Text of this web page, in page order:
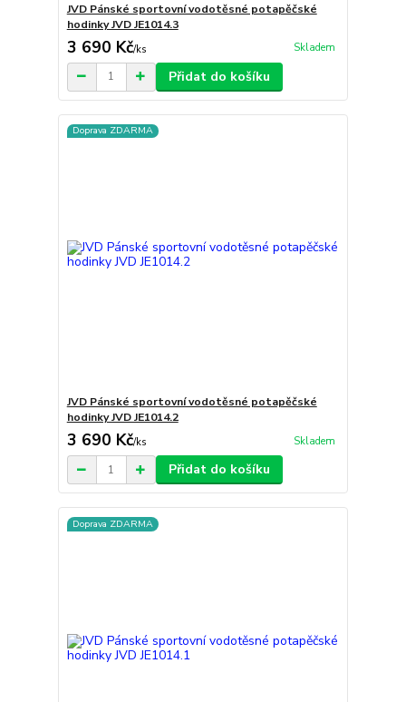
JVD Pánské sportovní vodotěsné potapěčské
hodinky JVD JE1014.3
3 690 Kč/ks Skladem
Přidat do košíku
Doprava ZDARMA
JVD Pánské sportovní vodotěsné potapěčské
hodinky JVD JE1014.2
3 690 Kč/ks Skladem
Přidat do košíku
Doprava ZDARMA